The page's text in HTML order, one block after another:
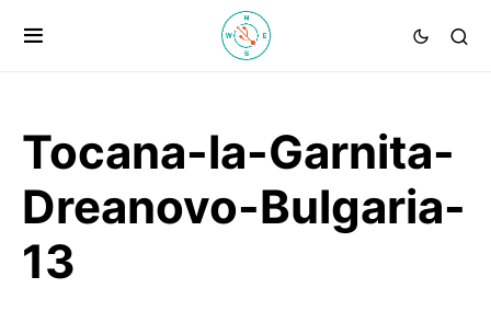
Tocana-la-Garnita-
Dreanovo-Bulgaria-
13